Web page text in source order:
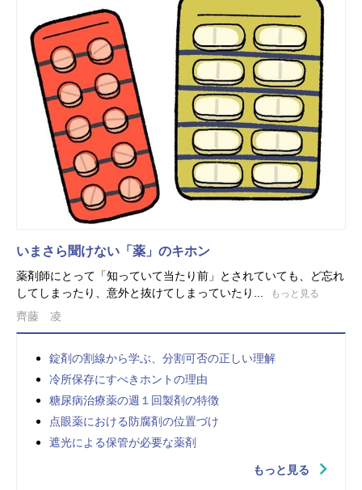
いまさら聞けない「薬」のキホン
薬剤師にとって「知っていて当たり前」とされていても、ど忘れ
してしまったり、意外と抜けてしまっていたり...
もっと見る
齊藤 凌
錠剤の割線から学ぶ、分割可否の正しい理解
冷所保存にすべきホントの理由
糖尿病治療薬の週１回製剤の特徴
点眼薬における防腐剤の位置づけ
遮光による保管が必要な薬剤
もっと見る